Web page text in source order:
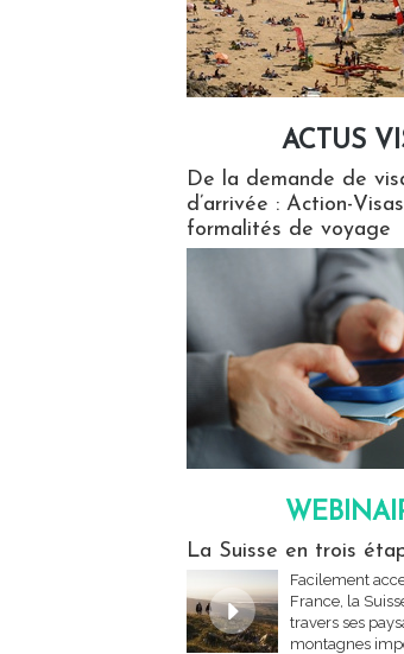
ACTUS
De la demande de
d’arrivée : Action-
formalités de voyage
La Suisse en trois
Facilement
France, la
travers ses
montagnes